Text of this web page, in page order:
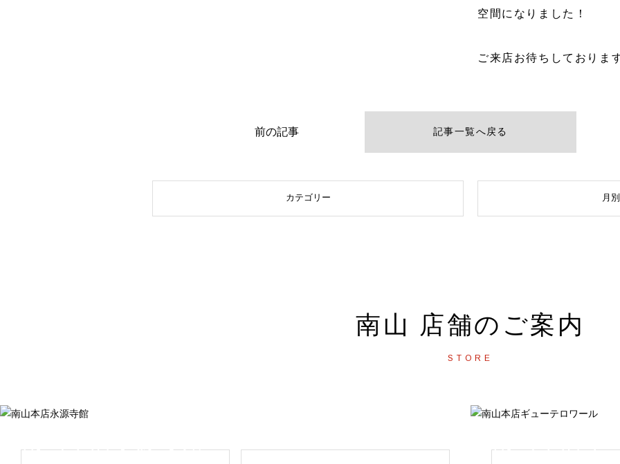
空間になりました！
ご来店お待ちしておりま
前の記事 記事一覧へ戻る
カテゴリー 月
南山 店舗のご案内
STORE